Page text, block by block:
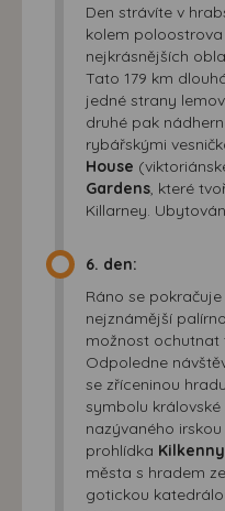
Den strávíte v
kolem poloostrova
nejkrásnějších
Tato 179 km
jedné strany
druhé pak
rybářskými
House
Gardens , které
Killarney.
6. den:
Ráno se
nejznámější
možnost ochutnat
Odpoledne
se zříceninou hradu
symbolu královské
nazývaného
prohlídka Kilkenny
města s hradem
gotickou